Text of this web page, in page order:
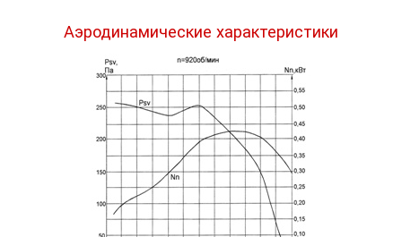
Аэродинамические характеристики